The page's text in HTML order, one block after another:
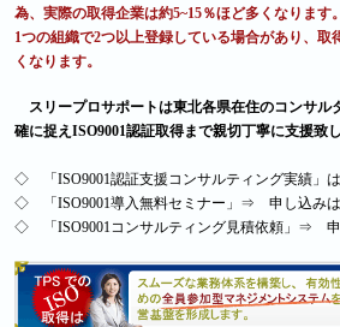
為、実際の取得企業は約5~15％ほど多くなります
1つの組織で2つ以上登録している場合があり、取
くなります。
スリープロサポートは東北各県在住のコンサル
確に捉えISO9001認証取得まで親切丁寧に支援致し
◇ 「ISO9001認証支援コンサルティング実績」は
◇ 「ISO9001導入無料セミナー」⇒ 申し込みは
◇ 「ISO9001コンサルティング見積依頼」⇒ 申